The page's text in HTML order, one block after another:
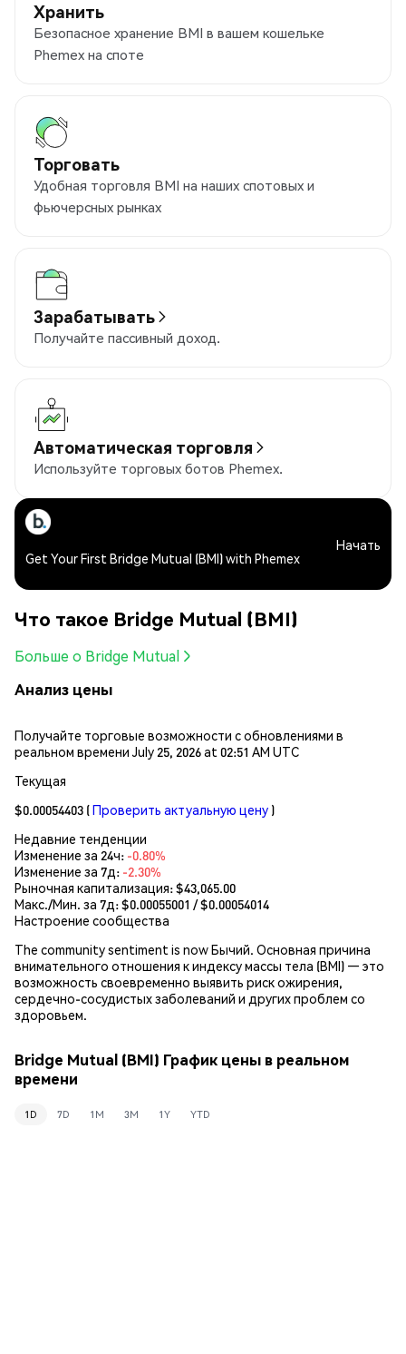
Хранить
Безопасное хранение BMI в вашем кошельке
Phemex на споте
Торговать
Удобная торговля BMI на наших спотовых и
фьючерсных рынках
Зарабатывать
Получайте пассивный доход.
Автоматическая торговля
Используйте торговых ботов Phemex.
Get Your First Bridge Mutual (BMI) with Phemex
Начать
Что такое Bridge Mutual (BMI)
Больше о Bridge Mutual
Анализ цены
Получайте торговые возможности с обновлениями в
реальном времени July 25, 2026 at 02:51 AM UTC
Текущая
$0.00054403 (Проверить актуальную цену )
Недавние тенденции
Изменение за 24ч: -0.80%
Изменение за 7д: -2.30%
Рыночная капитализация:$43,065.00
Макс./Мин. за 7д: $0.00055001 / $0.00054014
Настроение сообщества
The community sentiment is now Бычий. Основная причина
внимательного отношения к индексу массы тела (BMI) — это
возможность своевременно выявить риск ожирения,
сердечно-сосудистых заболеваний и других проблем со
здоровьем.
Bridge Mutual (BMI) График цены в реальном
времени
1D 7D 1M 3M 1Y YTD